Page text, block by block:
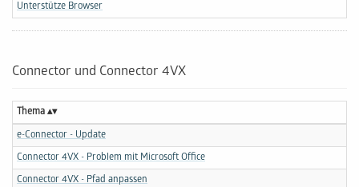
Unterstütze Browser
Connector und Connector 4VX
Thema
e-Connector - Update
Connector 4VX - Problem mit Microsoft Office
Connector 4VX - Pfad anpassen